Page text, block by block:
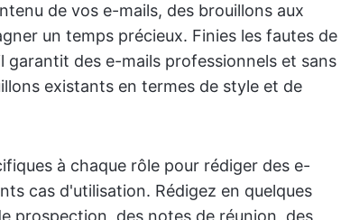
de vos e-mails, des brouillons aux
un temps précieux. Finies les fautes de
des e-mails professionnels et sans
existants en termes de style et de
à chaque rôle pour rédiger des e-
cas d'utilisation. Rédigez en quelques